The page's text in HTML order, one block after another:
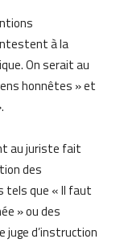
à la
On serait au
honnêtes » et
au juriste fait
des
tels que « Il faut
» ou des
d’instruction